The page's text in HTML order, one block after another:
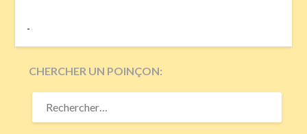
-
CHERCHER UN POINÇON:
RECHERCHER :